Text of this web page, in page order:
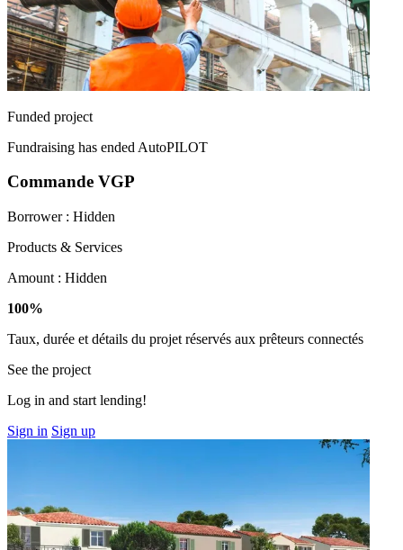
Funded project
Fundraising has ended AutoPILOT
Commande VGP
Borrower : Hidden
Products & Services
Amount : Hidden
100%
Taux, durée et détails du projet réservés aux prêteurs connectés
See the project
Log in and start lending!
Sign in Sign up